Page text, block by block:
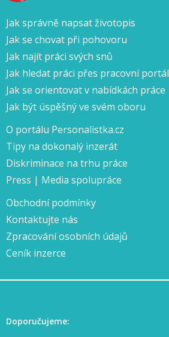
Jak správně napsat životopis
Jak se chovat při pohovoru
Jak najít práci svých snů
Jak hledat práci přes pracovní portál
Jak se orientovat v nabídkách práce
Jak být úspěšný ve svém oboru
O portálu Personalistka.cz
Tipy na dokonalý inzerát
Diskriminace na trhu práce
Press | Media spolupráce
Obchodní podmínky
Kontaktujte nás
Zpracování osobních údajů
Ceník inzerce
Doporučujeme: